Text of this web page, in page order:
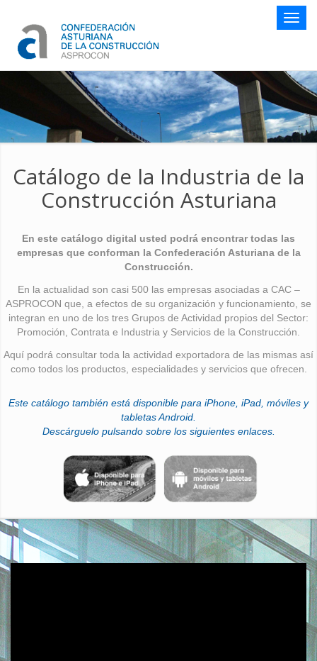
Botón
Catálogo de la Industria de la
Construcción Asturiana
En este catálogo digital usted podrá encontrar todas las
empresas que conforman la Confederación Asturiana de la
Construcción.
En la actualidad son casi 500 las empresas asociadas a CAC –
ASPROCON que, a efectos de su organización y funcionamiento, se
integran en uno de los tres Grupos de Actividad propios del Sector:
Promoción, Contrata e Industria y Servicios de la Construcción.
Aquí podrá consultar toda la actividad exportadora de las mismas así
como todos los productos, especialidades y servicios que ofrecen.
Este catálogo también está disponible para iPhone, iPad, móviles y
tabletas Android.
Descárguelo pulsando sobre los siguientes enlaces.